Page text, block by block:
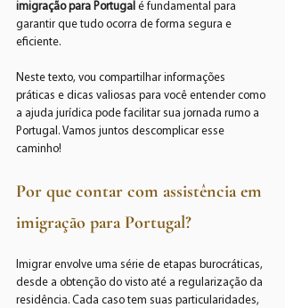
imigração para Portugal é fundamental para
garantir que tudo ocorra de forma segura e
eficiente.
Neste texto, vou compartilhar informações
práticas e dicas valiosas para você entender como
a ajuda jurídica pode facilitar sua jornada rumo a
Portugal. Vamos juntos descomplicar esse
caminho!
Por que contar com assistência em
imigração para Portugal?
Imigrar envolve uma série de etapas burocráticas,
desde a obtenção do visto até a regularização da
residência. Cada caso tem suas particularidades,